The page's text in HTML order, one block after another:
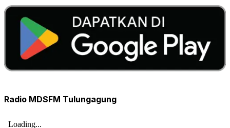
Radio MDSFM Tulungagung